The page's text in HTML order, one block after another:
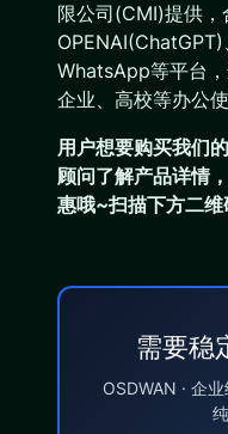
限公司(CMI)提供
WhatsApp等平台
企业、高校等办公使
用户想要购买我们
顾问了解产品详情
惠哦~扫描下方二
需要稳
OSDWAN · 企